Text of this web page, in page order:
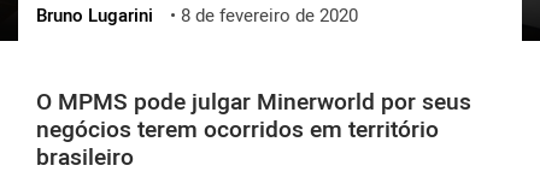
ქართული
Bruno Lugarini • 8 de fevereiro de 2020
O MPMS pode julgar Minerworld por seus
negócios terem ocorridos em território
brasileiro